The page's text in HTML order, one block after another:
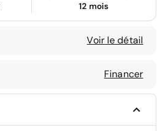
12 mois
Voir le détail
Financer